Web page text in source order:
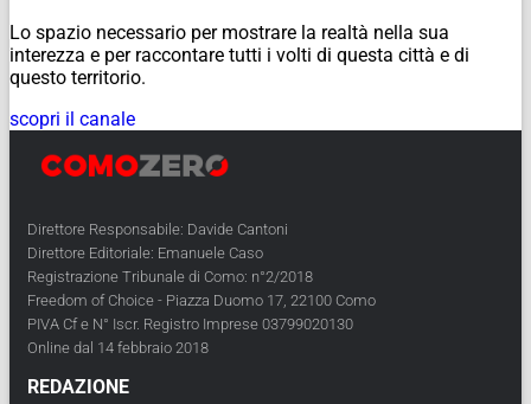
Lo spazio necessario per mostrare la realtà nella sua
interezza e per raccontare tutti i volti di questa città e di
questo territorio.
scopri il canale
Direttore Responsabile: Davide Cantoni
Direttore Editoriale: Emanuele Caso
Registrazione Tribunale di Como: n°2/2018
Freedom of Choice - Piazza Duomo 17, 22100 Como
PIVA Cf e N° Iscr. Registro Imprese 03799020130
Online dal 14 febbraio 2018
REDAZIONE